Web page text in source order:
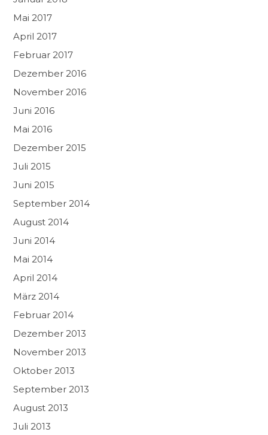
Mai 2017
April 2017
Februar 2017
Dezember 2016
November 2016
Juni 2016
Mai 2016
Dezember 2015
Juli 2015
Juni 2015
September 2014
August 2014
Juni 2014
Mai 2014
April 2014
März 2014
Februar 2014
Dezember 2013
November 2013
Oktober 2013
September 2013
August 2013
Juli 2013